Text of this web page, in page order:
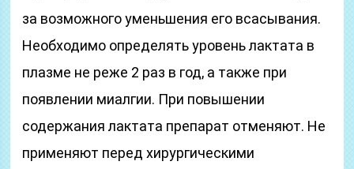
за возможного уменьшения его всасывания.
Необходимо определять уровень лактата в
плазме не реже 2 раз в год, а также при
появлении миалгии. При повышении
содержания лактата препарат отменяют. Не
применяют перед хирургическими